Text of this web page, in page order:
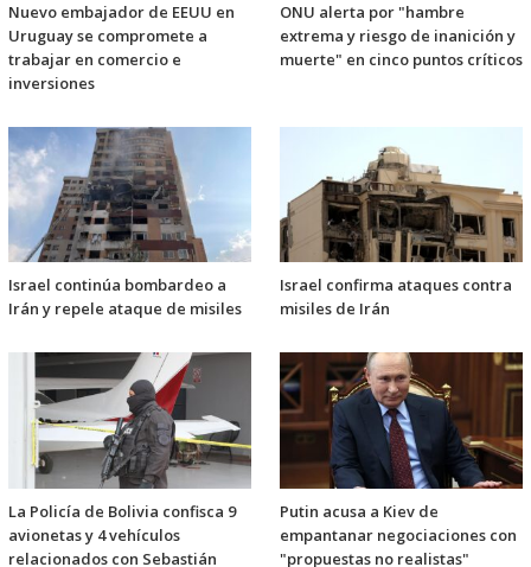
Nuevo embajador de EEUU en
Uruguay se compromete a
trabajar en comercio e
inversiones
ONU alerta por "hambre
extrema y riesgo de inanición y
muerte" en cinco puntos críticos
Israel continúa bombardeo a
Irán y repele ataque de misiles
Israel confirma ataques contra
misiles de Irán
La Policía de Bolivia confisca 9
avionetas y 4 vehículos
relacionados con Sebastián
Putin acusa a Kiev de
empantanar negociaciones con
"propuestas no realistas"